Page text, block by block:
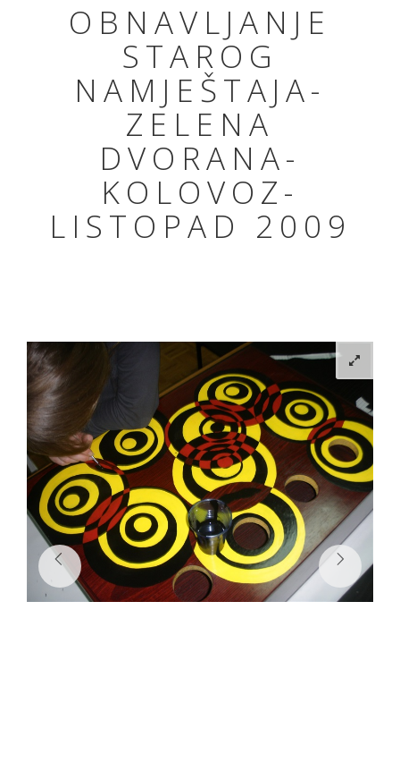
OBNAVLJANJE
STAROG
NAMJEŠTAJA-
ZELENA
DVORANA-
KOLOVOZ-
LISTOPAD 2009
 